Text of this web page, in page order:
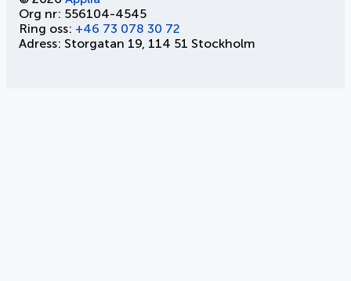
Org nr: 556104-4545
Ring oss: +46 73 078 30 72
Adress: Storgatan 19, 114 51 Stockholm